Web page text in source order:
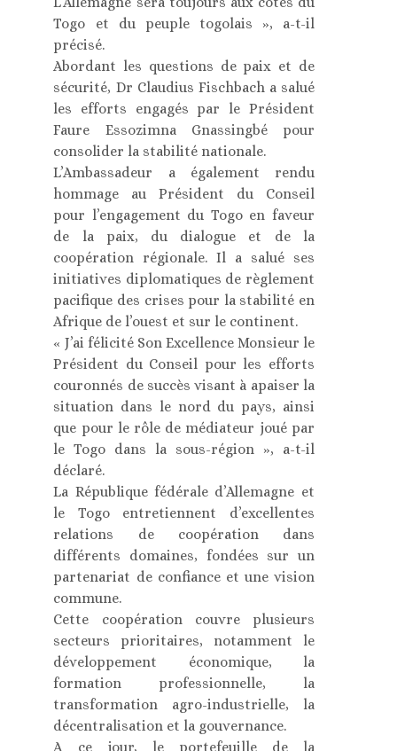
Togo et du peuple togolais », a-t-il
précisé.
Abordant les questions de paix et de
sécurité, Dr Claudius Fischbach a salué
les efforts engagés par le Président
Faure Essozimna Gnassingbé pour
consolider la stabilité nationale.
L’Ambassadeur a également rendu
hommage au Président du Conseil
pour l’engagement du Togo en faveur
de la paix, du dialogue et de la
coopération régionale. Il a salué ses
initiatives diplomatiques de règlement
pacifique des crises pour la stabilité en
Afrique de l’ouest et sur le continent.
« J’ai félicité Son Excellence Monsieur le
Président du Conseil pour les efforts
couronnés de succès visant à apaiser la
situation dans le nord du pays, ainsi
que pour le rôle de médiateur joué par
le Togo dans la sous-région », a-t-il
déclaré.
La République fédérale d’Allemagne et
le Togo entretiennent d’excellentes
relations de coopération dans
différents domaines, fondées sur un
partenariat de confiance et une vision
commune.
Cette coopération couvre plusieurs
secteurs prioritaires, notamment le
développement économique, la
formation professionnelle, la
transformation agro-industrielle, la
décentralisation et la gouvernance.
A ce jour, le portefeuille de la